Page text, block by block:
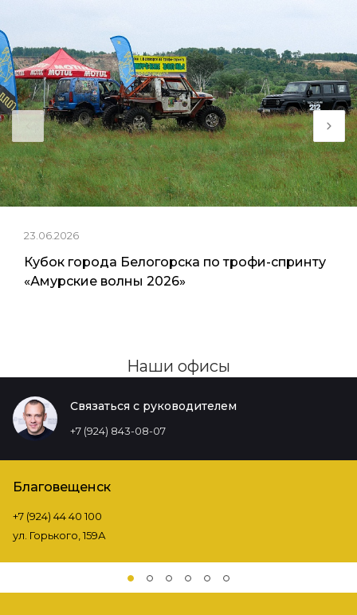
23.06.2026
Кубок города Белогорска по трофи-спринту
«Амурские волны 2026»
Наши офисы
Связаться с руководителем
+7 (924) 843-08-07
Благовещенск
+7 (924) 44 40 100
ул. Горького, 159А